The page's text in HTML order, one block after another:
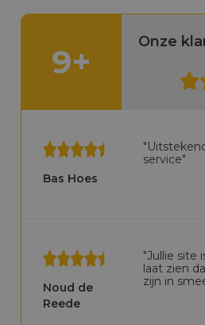
9+
Onze
Bas Hoes
service"
Noud de
Reede
"Jullie site
laat zien
zijn in